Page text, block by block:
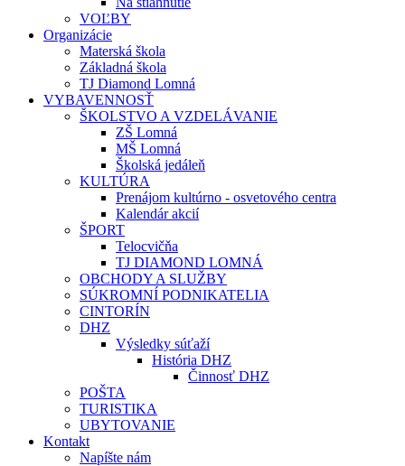
VOĽBY
Organizácie
Materská škola
Základná škola
TJ Diamond Lomná
VYBAVENNOSŤ
ŠKOLSTVO A VZDELÁVANIE
ZŠ Lomná
MŠ Lomná
Školská jedáleň
KULTÚRA
Prenájom kultúrno - osvetového centra
Kalendár akcií
ŠPORT
Telocvičňa
TJ DIAMOND LOMNÁ
OBCHODY A SLUŽBY
SÚKROMNÍ PODNIKATELIA
CINTORÍN
DHZ
Výsledky súťaží
História DHZ
Činnosť DHZ
POŠTA
TURISTIKA
UBYTOVANIE
Kontakt
Napíšte nám